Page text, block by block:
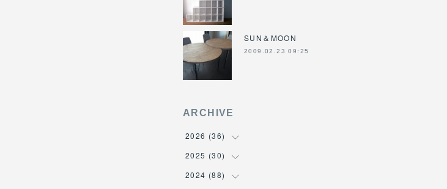
SUN＆MOON
2009.02.23 09:25
ARCHIVE
2026 (36)
(3)
(4)
2025 (30)
(6)
2024 (88)